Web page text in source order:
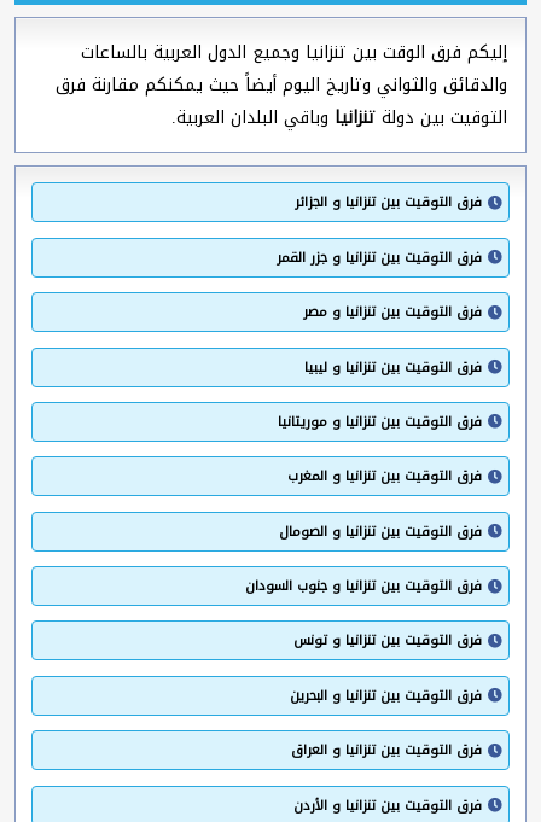
إليكم فرق الوقت بين تنزانيا وجميع الدول العربية بالساعات
والدقائق والثواني وتاريخ اليوم أيضاً حيث يمكنكم مقارنة فرق
التوقيت بين دولةتنزانيا وباقي البلدان العربية.
فرق التوقيت بين تنزانيا و الجزائر
فرق التوقيت بين تنزانيا و جزر القمر
فرق التوقيت بين تنزانيا و مصر
فرق التوقيت بين تنزانيا و ليبيا
فرق التوقيت بين تنزانيا و موريتانيا
فرق التوقيت بين تنزانيا و المغرب
فرق التوقيت بين تنزانيا و الصومال
فرق التوقيت بين تنزانيا و جنوب السودان
فرق التوقيت بين تنزانيا و تونس
فرق التوقيت بين تنزانيا و البحرين
فرق التوقيت بين تنزانيا و العراق
فرق التوقيت بين تنزانيا و الأردن